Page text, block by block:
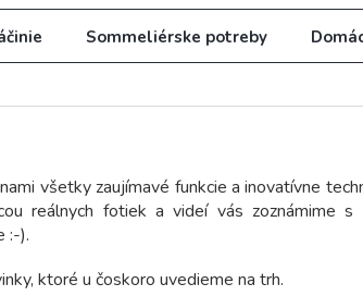
Sommeliérske potreby
všetky zaujímavé funkcie a inovatívne
reálnych fotiek a videí vás zoznámime
:-).
ktoré u čoskoro uvedieme na trh.